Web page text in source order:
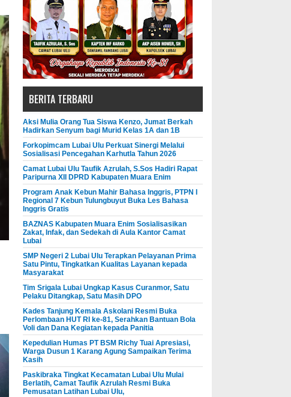
BERITA TERBARU
Aksi Mulia Orang Tua Siswa Kenzo, Jumat Berkah
Hadirkan Senyum bagi Murid Kelas 1A dan 1B
Forkopimcam Lubai Ulu Perkuat Sinergi Melalui
Sosialisasi Pencegahan Karhutla Tahun 2026
Camat Lubai Ulu Taufik Azrulah, S.Sos Hadiri Rapat
Paripurna XII DPRD Kabupaten Muara Enim
Program Anak Kebun Mahir Bahasa Inggris, PTPN I
Regional 7 Kebun Tulungbuyut Buka Les Bahasa
Inggris Gratis
BAZNAS Kabupaten Muara Enim Sosialisasikan
Zakat, Infak, dan Sedekah di Aula Kantor Camat
Lubai
SMP Negeri 2 Lubai Ulu Terapkan Pelayanan Prima
Satu Pintu, Tingkatkan Kualitas Layanan kepada
Masyarakat
Tim Srigala Lubai Ungkap Kasus Curanmor, Satu
Pelaku Ditangkap, Satu Masih DPO
Kades Tanjung Kemala Askolani Resmi Buka
Perlombaan HUT RI ke-81, Serahkan Bantuan Bola
Voli dan Dana Kegiatan kepada Panitia
Kepedulian Humas PT BSM Richy Tuai Apresiasi,
Warga Dusun 1 Karang Agung Sampaikan Terima
Kasih
Paskibraka Tingkat Kecamatan Lubai Ulu Mulai
Berlatih, Camat Taufik Azrulah Resmi Buka
Pemusatan Latihan Lubai Ulu,